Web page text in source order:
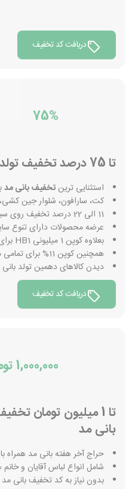
دریافت کد تخفیف
75%
تا 75 درصد تخفیف تولد 11 سالگی بانی مد
استثنایی ترین تخفیف بانی مد
کت، سارافون، شلوار جین کشی،
11 الی 22 درصد تخفیف روی سبد خرید برای کالاهای برگزیده
عرضه محصولات دارای تنوع
بعلاوه کوپن 1 میلیونی HB1 برای سفارش بالای 4 میلیون
همچنین کوپن 11% برای تمامی مشتریان روی همه کالاها
دیدن کالاهای دهمین تولد
دریافت کد تخفیف
1,000,000 تومان
تا 1 میلیون تومان
بانی مد
حراج آخر هفته بانی مد همراه
شامل انواع لباس آقایان و
بدون نیاز به کد تخفیف بانی